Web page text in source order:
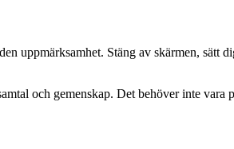
uppmärksamhet. Stäng av skärmen,
och gemenskap. Det behöver inte vara